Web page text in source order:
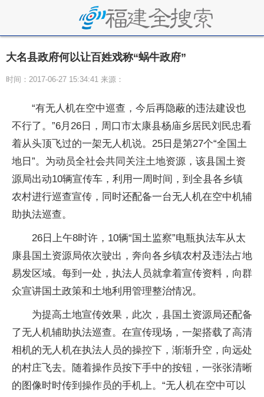
大名县政府何以让百姓戏称“蜗牛政府”
时间：2017-06-27 15:34:41 来源：
“有无人机在空中巡查，今后再隐蔽的违法建设也
不行了。”6月26日，周口市太康县杨庙乡居民刘民忠看
着从头顶飞过的一架无人机说。25日是第27个“全国土
地日”。为动员全社会共同关注土地资源，该县国土资
源局出动10辆宣传车，利用一周时间，到全县各乡镇
农村进行巡查宣传，同时还配备一台无人机在空中机辅
助执法巡查。
26日上午8时许，10辆“国土监察”电瓶执法车从太
康县国土资源局依次驶出，奔向各乡镇农村及违法占地
易发区域。每到一处，执法人员就拿着宣传资料，向群
众宣讲国土政策和土地利用管理整治情况。
为提高土地宣传效果，此次，县国土资源局还配备
了无人机辅助执法巡查。在宣传现场，一架搭载了高清
相机的无人机在执法人员的操控下，渐渐升空，向远处
的村庄飞去。随着操作员按下手中的按钮，一张张清晰
的图像时时传到操作员的手机上。“无人机在空中可以